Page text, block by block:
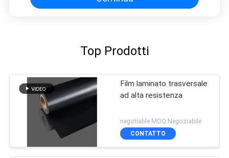
Top Prodotti
Film laminato trasversale
ad alta resistenza
negotiable MOQ:Negoziabile
CONTATTO